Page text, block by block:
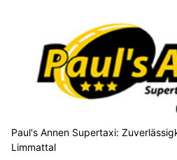
Paul's Annen Supertaxi:
Limmattal